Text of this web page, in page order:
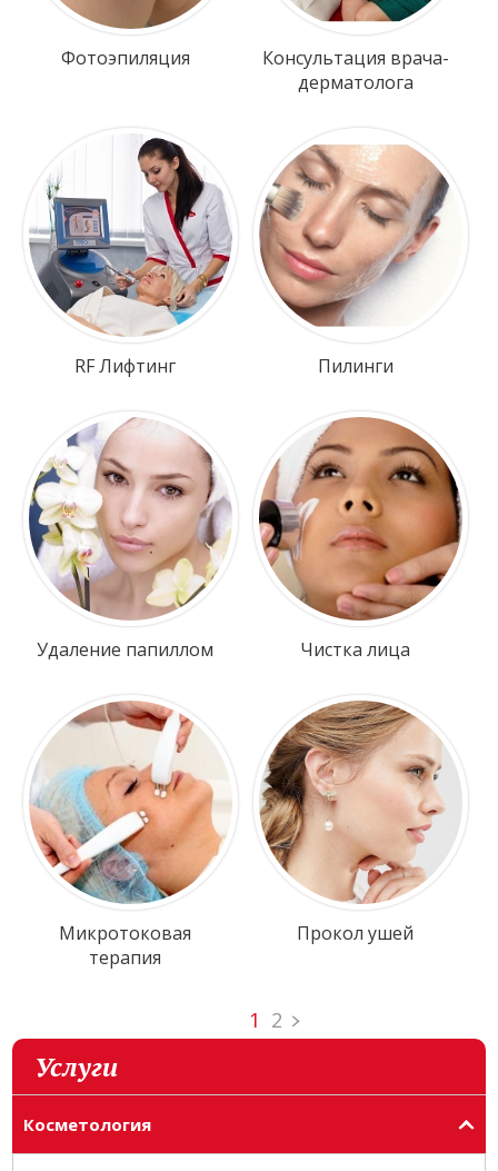
Фотоэпиляция
Консультация врача-
дерматолога
RF Лифтинг Пилинги
Удаление папиллом Чистка лица
Микротоковая
терапия
Прокол ушей
1 2
Услуги
Косметология